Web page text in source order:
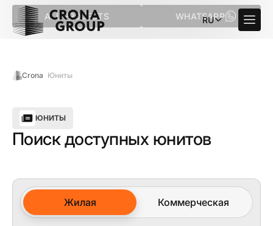
ALL PROJECTS WHATSAPP
RU
Crona Юниты
ЮНИТЫ
Поиск доступных юнитов
Жилая Коммерческая